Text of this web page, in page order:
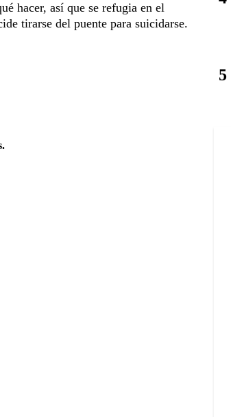
hacer, así que se refugia en el
tirarse del puente para suicidarse.